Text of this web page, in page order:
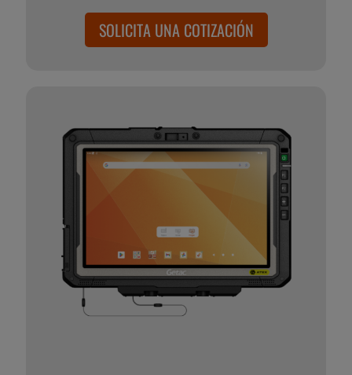
SOLICITA UNA COTIZACIÓN